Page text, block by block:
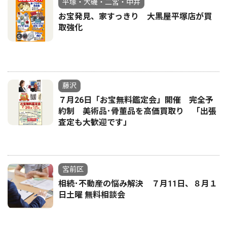
平塚・大磯・二宮・中井
お宝発見、家すっきり 大黒屋平塚店が買
取強化
藤沢
７月26日「お宝無料鑑定会」開催 完全予
約制 美術品･骨董品を高価買取り 「出張
査定も大歓迎です」
宮前区
相続･不動産の悩み解決 ７月11日、８月１
日土曜 無料相談会